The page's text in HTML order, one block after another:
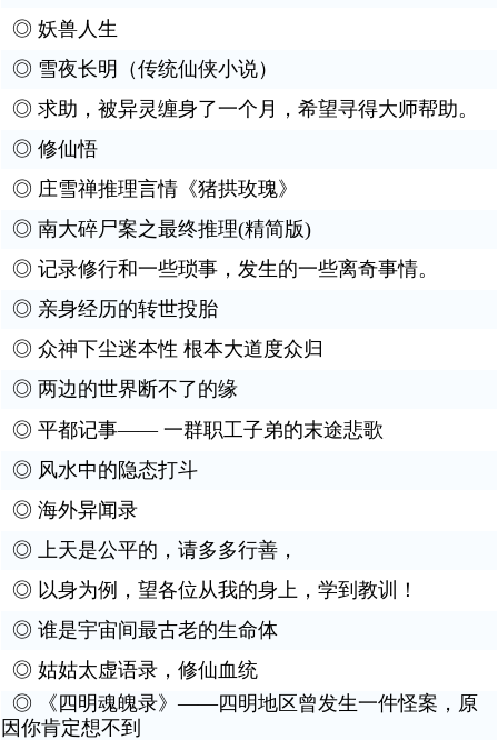
◎ 妖兽人生
◎ 雪夜长明（传统仙侠小说）
◎ 求助，被异灵缠身了一个月，希望寻得大师帮助。
◎ 修仙悟
◎ 庄雪禅推理言情《猪拱玫瑰》
◎ 南大碎尸案之最终推理(精简版)
◎ 记录修行和一些琐事，发生的一些离奇事情。
◎ 亲身经历的转世投胎
◎ 众神下尘迷本性 根本大道度众归
◎ 两边的世界断不了的缘
◎ 平都记事—— 一群职工子弟的末途悲歌
◎ 风水中的隐态打斗
◎ 海外异闻录
◎ 上天是公平的，请多多行善，
◎ 以身为例，望各位从我的身上，学到教训！
◎ 谁是宇宙间最古老的生命体
◎ 姑姑太虚语录，修仙血统
◎
《四明魂魄录》——四明地区曾发生一件怪案，原
因你肯定想不到